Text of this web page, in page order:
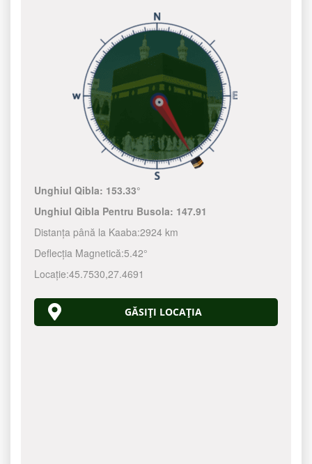
Unghiul Qibla: 153.33°
Unghiul Qibla Pentru Busola: 147.91
Distanța până la Kaaba:2924 km
Deflecția Magnetică:5.42°
Locație:45.7530,27.4691
GĂSIȚI LOCAȚIA